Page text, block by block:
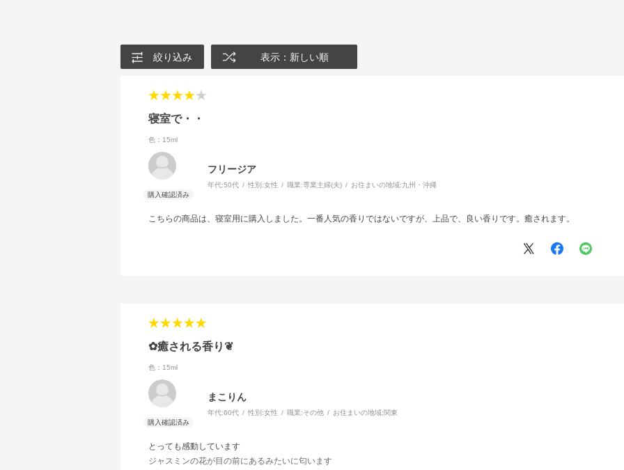
絞り込み 表示：新しい順
寝室で・・
色：15ml
フリージア
年代:50代 性別:女性 職業:専業主婦(夫) お住まいの地域:九州・沖縄
こちらの商品は、寝室用に購入しました。一番人気の香りではないですが、上品で、良い香りです。癒されます。
✿癒される香り❦
色：15ml
まこりん
年代:60代 性別:女性 職業:その他 お住まいの地域:関東
とっても感動しています
ジャスミンの花が目の前にあるみたいに匂います